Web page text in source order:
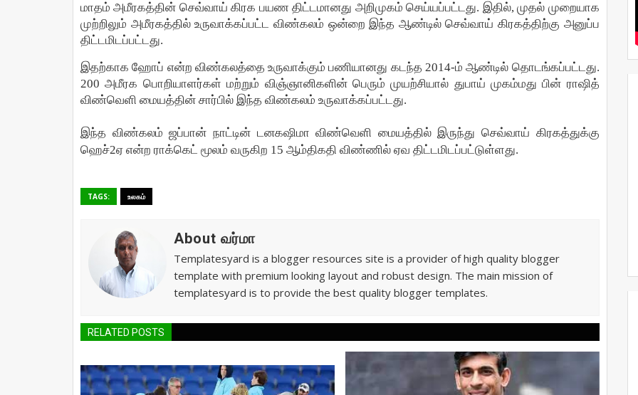
மாதம் அமீரகத்தின் செவ்வாய் கிரக பயண திட்டமானது அறிமுகம் செய்யப்பட்டது. இதில்,முதல் முறையாக
முற்றிலும் அமீரகத்தில் உருவாக்கப்பட்ட விண்கலம் ஒன்றை இந்த ஆண்டில் செவ்வாய் கிரகத்திற்கு அனுப்ப
திட்டமிடப்பட்டது.
இதற்காக ஹோப் என்ற விண்கலத்தை உருவாக்கும் பணியானது கடந்த 2014-ம் ஆண்டில் தொடங்கப்பட்டது.
200அமீரக பொறியாளர்கள் மற்றும் விஞ்ஞானிகளின் பெரும் முயற்சியால் துபாய் முகம்மது பின் ராஷித்
விண்வெளி மையத்தின் சார்பில் இந்த விண்கலம் உருவாக்கப்பட்டது.
இந்த விண்கலம் ஜப்பான் நாட்டின் டனகஷிமா விண்வெளி மையத்தில் இருந்து செவ்வாய் கிரகத்துக்கு
ஹெச்2ஏ என்ற ராக்கெட் மூலம் வருகிற 15 ஆம்திகதி விண்ணில் ஏவ திட்டமிடப்பட்டுள்ளது.
TAGS: உலகம்
About வர்மா
Templatesyard is a blogger resources site is a provider of high quality blogger
template with premium looking layout and robust design. The main mission of
templatesyard is to provide the best quality blogger templates.
RELATED POSTS